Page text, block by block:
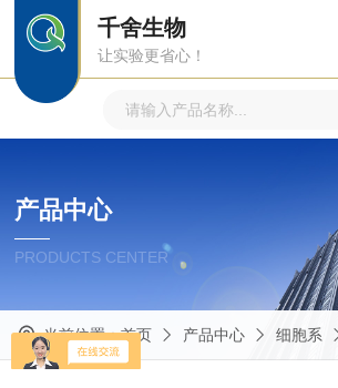
千舍生物
让实验更省心！
产品中心
PRODUCTS CENTER
当前位置：首页 产品中心 细胞系